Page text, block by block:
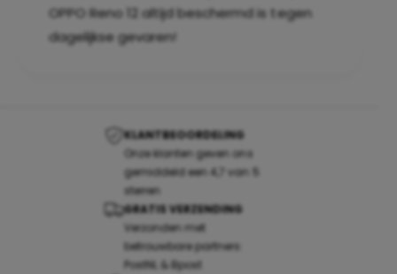
OPPO Reno 12 altijd beschermd is tegen
dagelijkse gevaren!
KLANTBEOORDELING
Onze klanten geven ons
gemiddeld een 4,7 van 5
sterren
GRATIS VERZENDING
Verzonden met
betrouwbare partners:
PostNL & Bpost